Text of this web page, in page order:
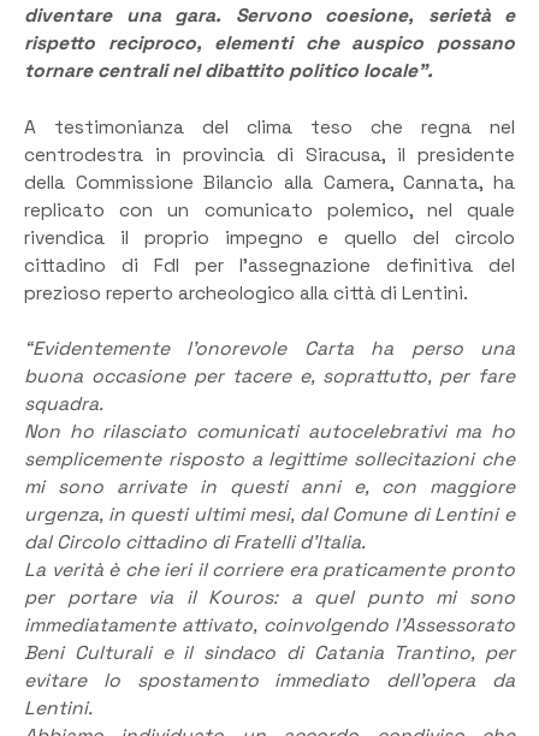
diventare una gara. Servono coesione, serietà e
rispetto reciproco, elementi che auspico possano
tornare centrali nel dibattito politico locale”.
A testimonianza del clima teso che regna nel
centrodestra in provincia di Siracusa, il presidente
della Commissione Bilancio alla Camera, Cannata, ha
replicato con un comunicato polemico, nel quale
rivendica il proprio impegno e quello del circolo
cittadino di FdI per l’assegnazione definitiva del
prezioso reperto archeologico alla città di Lentini.
“Evidentemente l’onorevole Carta ha perso una
buona occasione per tacere e, soprattutto, per fare
squadra.
Non ho rilasciato comunicati autocelebrativi ma ho
semplicemente risposto a legittime sollecitazioni che
mi sono arrivate in questi anni e, con maggiore
urgenza, in questi ultimi mesi, dal Comune di Lentini e
dal Circolo cittadino di Fratelli d’Italia.
La verità è che ieri il corriere era praticamente pronto
per portare via il Kouros: a quel punto mi sono
immediatamente attivato, coinvolgendo l’Assessorato
Beni Culturali e il sindaco di Catania Trantino, per
evitare lo spostamento immediato dell’opera da
Lentini.